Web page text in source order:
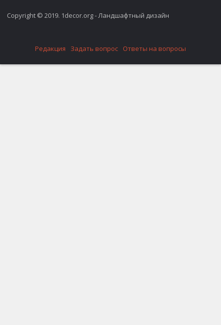
Copyright © 2019. 1decor.org - Ландшафтный дизайн
Редакция Задать вопрос Ответы на вопросы